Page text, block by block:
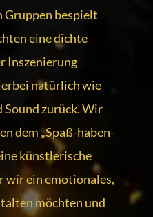
Gruppen bespielt
eine dichte
Inszenierung
natürlich wie
Sound zurück. Wir
dem „Spaß-haben-
künstlerische
wir ein emotionales,
möchten und